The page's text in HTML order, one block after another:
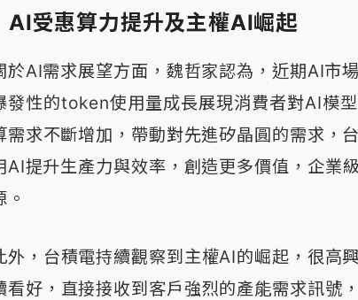
AI受惠算力提升及主權AI崛起
於AI需求展望方面，魏哲家認為，近期AI市
發性的token使用量成長展現消費者對AI模
需求不斷增加，帶動對先進矽晶圓的需求，
AI提升生產力與效率，創造更多價值，企業
。
外，台積電持續觀察到主權AI的崛起，很高
看好，直接接收到客戶強烈的產能需求訊號